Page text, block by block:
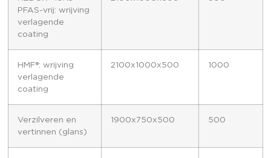
PFAS-vrij: wrijving
verlagende
coating
HMF®: wrijving
verlagende
coating
2100x1000x500 1000
Verzilveren en
vertinnen (glans)
1900x750x500 500